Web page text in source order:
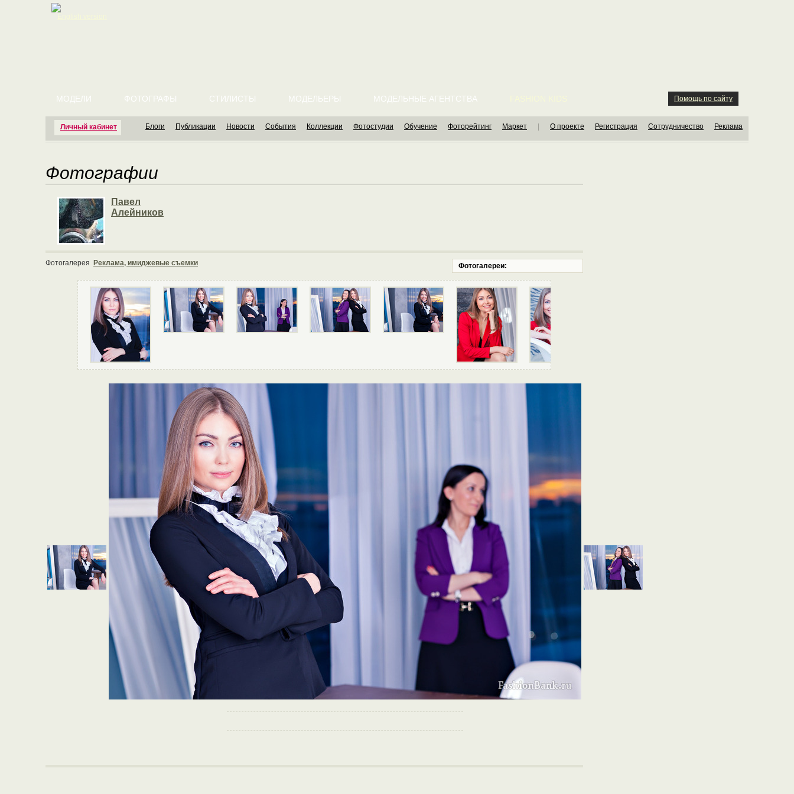
Личный кабинет
МОДЕЛИ ФОТОГРАФЫ СТИЛИСТЫ МОДЕЛЬЕРЫ МОДЕЛЬНЫЕ АГЕНТСТВА Помощь по сайту
Блоги Публикации Новости События Коллекции Фотостудии Обучение Фоторейтинг Маркет О проекте Регистрация Сотрудничество Реклама
Фотографии
Павел
Алейников
Фотогалереи:
Фотогалерея Реклама, имиджевые съемки